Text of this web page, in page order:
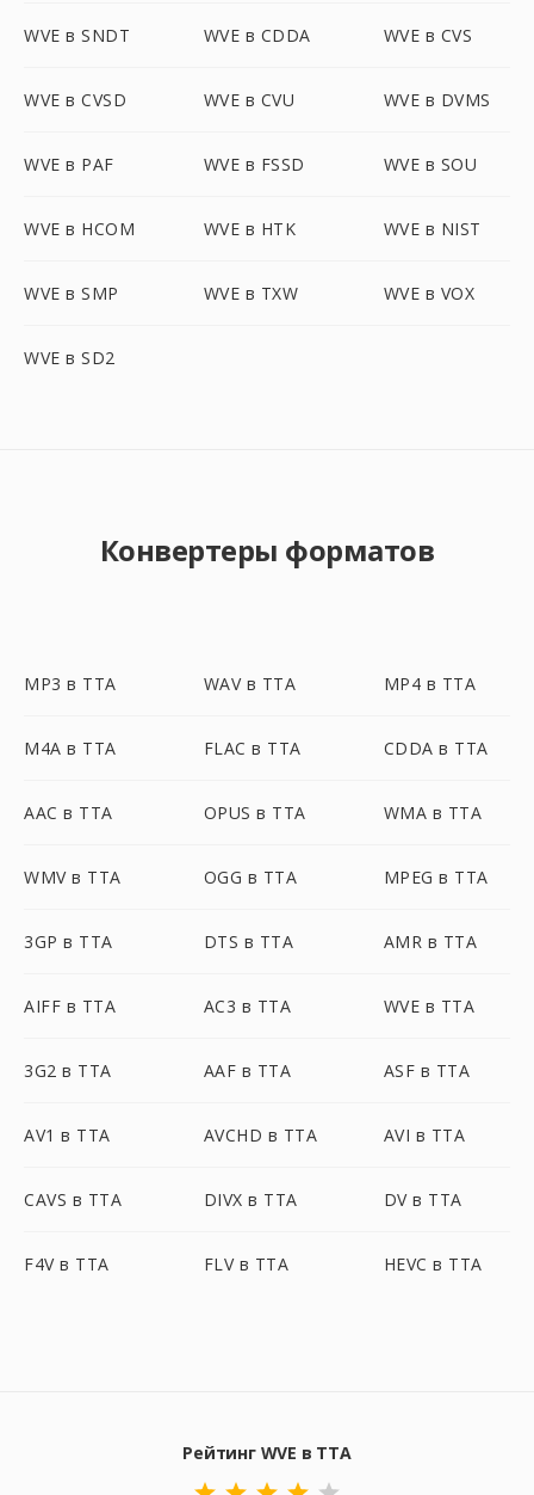
WVE в SNDT WVE в CDDA WVE в CVS
WVE в CVSD WVE в CVU WVE в DVMS
WVE в PAF WVE в FSSD WVE в SOU
WVE в HCOM WVE в HTK WVE в NIST
WVE в SMP WVE в TXW WVE в VOX
WVE в SD2
Конвертеры форматов
MP3 в TTA WAV в TTA MP4 в TTA
M4A в TTA FLAC в TTA CDDA в TTA
AAC в TTA OPUS в TTA WMA в TTA
WMV в TTA OGG в TTA MPEG в TTA
3GP в TTA DTS в TTA AMR в TTA
AIFF в TTA AC3 в TTA WVE в TTA
3G2 в TTA AAF в TTA ASF в TTA
AV1 в TTA AVCHD в TTA AVI в TTA
CAVS в TTA DIVX в TTA DV в TTA
F4V в TTA FLV в TTA HEVC в TTA
Рейтинг WVE в TTA